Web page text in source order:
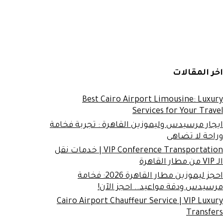
اخر المقالات
Best Cairo Airport Limousine: Luxury
Services for Your Travel
ايجار مرسيدس وليموزين القاهرة : تجربة فخامة
وراحة لا تضاهى
VIP Conference Transportation | خدمات نقل
الـ VIP من مطار القاهرة
احجز ليموزين مطار القاهرة 2026: فخامة
مرسيدس ودقة مواعيد.. احجز الآن!
Cairo Airport Chauffeur Service | VIP Luxury
Transfers